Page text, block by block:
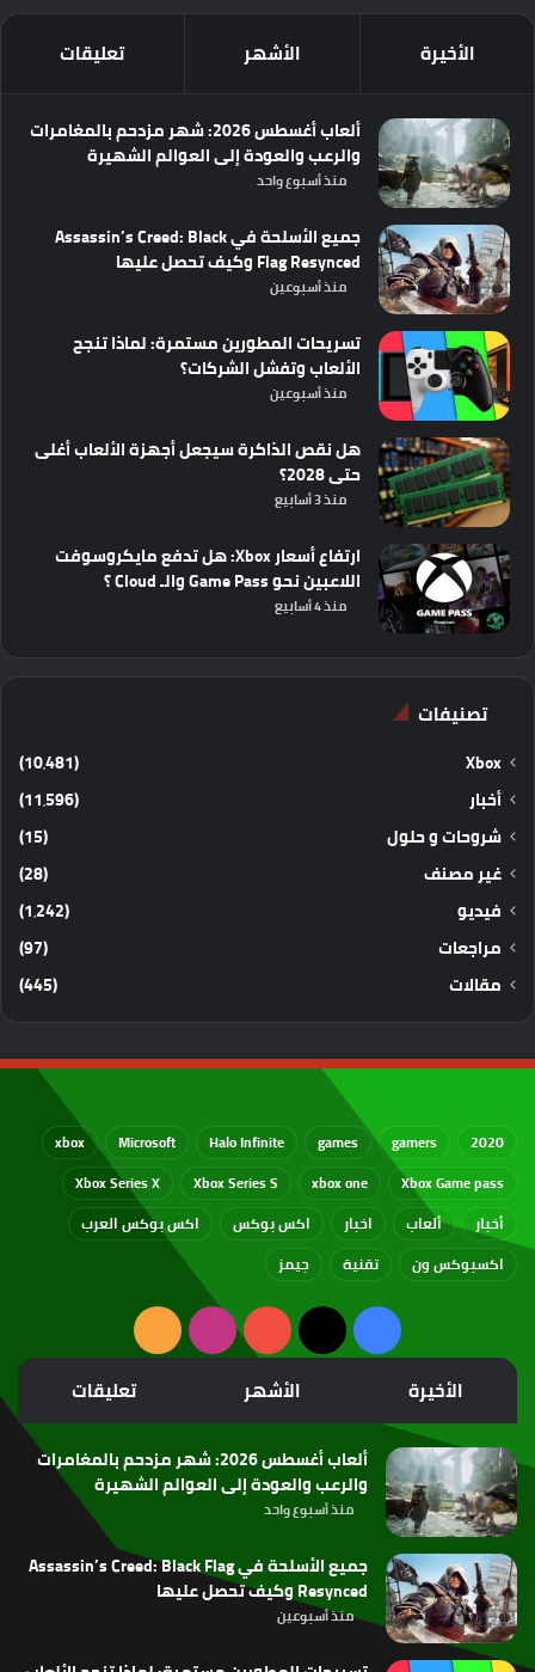
الأخيرة الأشهر تعليقات
ألعاب أغسطس 2026: شهر مزدحم بالمغامرات
والرعب والعودة إلى العوالم الشهيرة
منذ أسبوع واحد
جميع الأسلحة في Assassin’s Creed: Black
Flag Resynced وكيف تحصل عليها
منذ أسبوعين
تسريحات المطورين مستمرة: لماذا تنجح
الألعاب وتفشل الشركات؟
منذ أسبوعين
هل نقص الذاكرة سيجعل أجهزة الألعاب أغلى
حتى 2028؟
منذ 3 أسابيع
ارتفاع أسعار Xbox: هل تدفع مايكروسوفت
اللاعبين نحو Game Pass والـ Cloud ؟
منذ 4 أسابيع
تصنيفات
Xbox
(10٬481)
أخبار
(11٬596)
شروحات و حلول
(15)
غير مصنف
(28)
فيديو
(1٬242)
مراجعات
(97)
مقالات
(445)
2020
gamers
games
Halo Infinite
Microsoft
xbox
Xbox Game pass
xbox one
Xbox Series S
Xbox Series X
أخبار
ألعاب اخبار اكس بوكس
اكس بوكس العرب
اكسبوكس ون
تقنية جيمز
فيسبوك
‫X
‫YouTubeانستقرامملخص
الموقع
RSS
الأخيرة الأشهر تعليقات
ألعاب أغسطس 2026: شهر مزدحم بالمغامرات
والرعب والعودة إلى العوالم الشهيرة
منذ أسبوع واحد
جميع الأسلحة في Assassin’s Creed: Black Flag
Resynced وكيف تحصل عليها
منذ أسبوعين